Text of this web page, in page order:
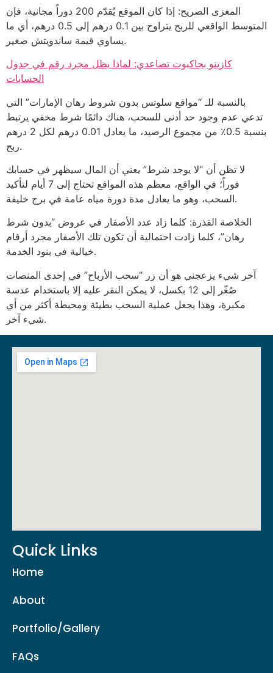
المغزى الصريح: إذا كان الموقع يُقدّم 200 دوراً مجانية، فإن
المتوسط الواقعي للربح يتراوح بين 0.1 درهم إلى 0.5 درهم، أي ما
يساوي قيمة ساندويتش صغير.
كازينو بجاكبوت تصاعدي: لماذا يظل مجرد رقم في جدول
الحسابات
بالنسبة للـ “مواقع سلوتس بدون شروط رهان الإمارات” التي
تدعي عدم وجود حد أدنى للسحب، هناك دائمًا شرط مخفي يرتبط
بنسبة 0.5٪ من مجموع الرصيد، ما يعادل 0.01 درهم لكل 2 درهم
ربح.
لا تظن أن “لا يوجد شرط” يعني أن المال سيظهر في حسابك
فوراً؛ في الواقع، معظم هذه المواقع تحتاج إلى 7 أيام لتأكيد
السحب، وهو ما يعادل مدة دورة مياه عامة في برج خليفة.
الخلاصة القذرة: كلما زاد عدد الأصفار في عروض “بدون شرط
رهان”، كلما زادت احتمالية أن تكون تلك الأصفار مجرد أرقام
خيالية في بنود الخدمة.
آخر شيء يزعجني هو أن زر “سحب الأرباح” في إحدى المنصات
صُغّر إلى 12 بكسل، لا يمكن النقر عليه إلا باستخدام عدسة
مكبرة، وهذا يجعل عملية السحب بطيئة ومحبطة أكثر من أي
شيء آخر.
Quick Links
Home
About
Portfolio/Gallery
FAQs